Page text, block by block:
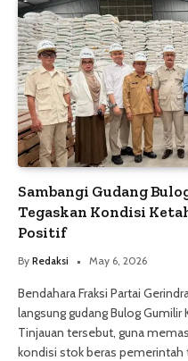
Sambangi Gudang
Tegaskan Kondisi
Positif
By Redaksi May 6, 2026
Bendahara Fraksi Partai
langsung gudang Bulog Gumilir
Tinjauan tersebut, guna
kondisi stok beras pemerintah